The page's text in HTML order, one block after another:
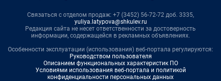
Связаться с отделом продаж: +7 (3452) 56-72-72 доб. 3335,
yuliya.latypova@shkulev.ru
Редакция сайта не несет ответственности за достоверность
информации, содержащейся в рекламных объявлениях.
Особенности эксплуатации (использования) веб-портала регулируются:
Руководством пользователя
Описанием функциональных характеристик ПО
Условиями использования веб-портала и политикой
конфиденциальности персональных данных